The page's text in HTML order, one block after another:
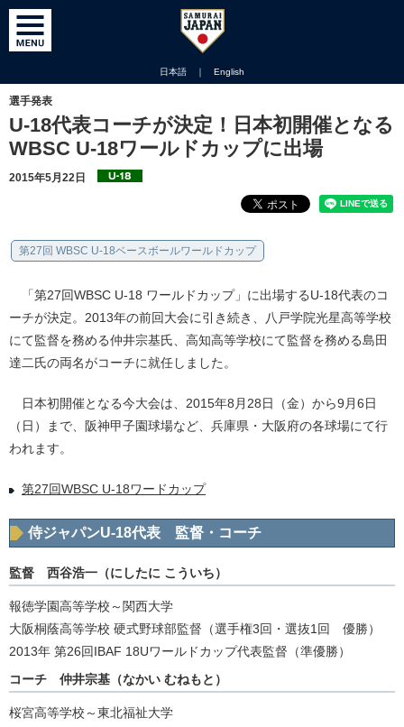
日本語 ｜ English
選手発表
U-18代表コーチが決定！日本初開催となる
WBSC U-18ワールドカップに出場
2015年5月22日
第27回 WBSC U-18ベースボールワールドカップ
「第27回WBSC U-18 ワールドカップ」に出場するU-18代表のコ
ーチが決定。2013年の前回大会に引き続き、八戸学院光星高等学校
にて監督を務める仲井宗基氏、高知高等学校にて監督を務める島田
達二氏の両名がコーチに就任しました。
日本初開催となる今大会は、2015年8月28日（金）から9月6日
（日）まで、阪神甲子園球場など、兵庫県・大阪府の各球場にて行
われます。
第27回WBSC U-18ワードカップ
侍ジャパンU-18代表 監督・コーチ
監督 西谷浩一（にしたに こういち）
報徳学園高等学校～関西大学
大阪桐蔭高等学校 硬式野球部監督（選手権3回・選抜1回 優勝）
2013年 第26回IBAF 18Uワールドカップ代表監督（準優勝）
コーチ 仲井宗基（なかい むねもと）
桜宮高等学校～東北福祉大学